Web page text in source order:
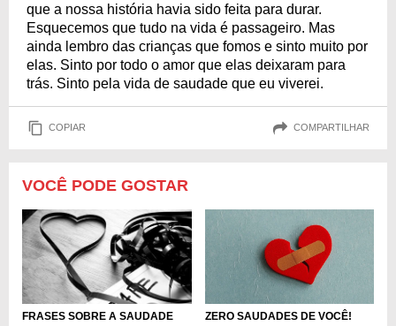
que a nossa história havia sido feita para durar.
Esquecemos que tudo na vida é passageiro. Mas
ainda lembro das crianças que fomos e sinto muito por
elas. Sinto por todo o amor que elas deixaram para
trás. Sinto pela vida de saudade que eu viverei.
COPIAR COMPARTILHAR
VOCÊ PODE GOSTAR
FRASES SOBRE A SAUDADE ZERO SAUDADES DE VOCÊ!